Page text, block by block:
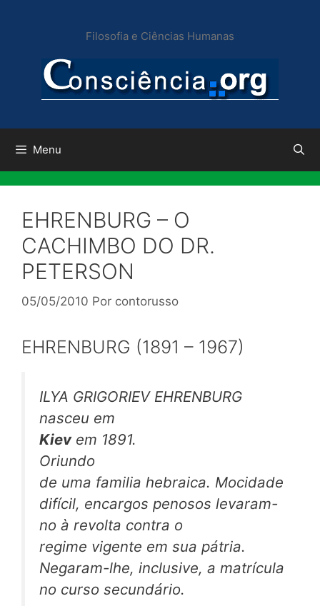
conteúdo
Filosofia e Ciências Humanas
Menu
EHRENBURG – O
CACHIMBO DO DR.
PETERSON
05/05/2010 Por contorusso
EHRENBURG (1891 – 1967)
ILYA GRIGORIEV EHRENBURG
nasceu em
Kievem 1891.
Oriundo
de uma familia hebraica. Mocidade
difícil, encargos penosos levaram-
no à revolta contra o
regime vigente em sua pátria.
Negaram-lhe, inclusive, a matrícula
no curso secundário.